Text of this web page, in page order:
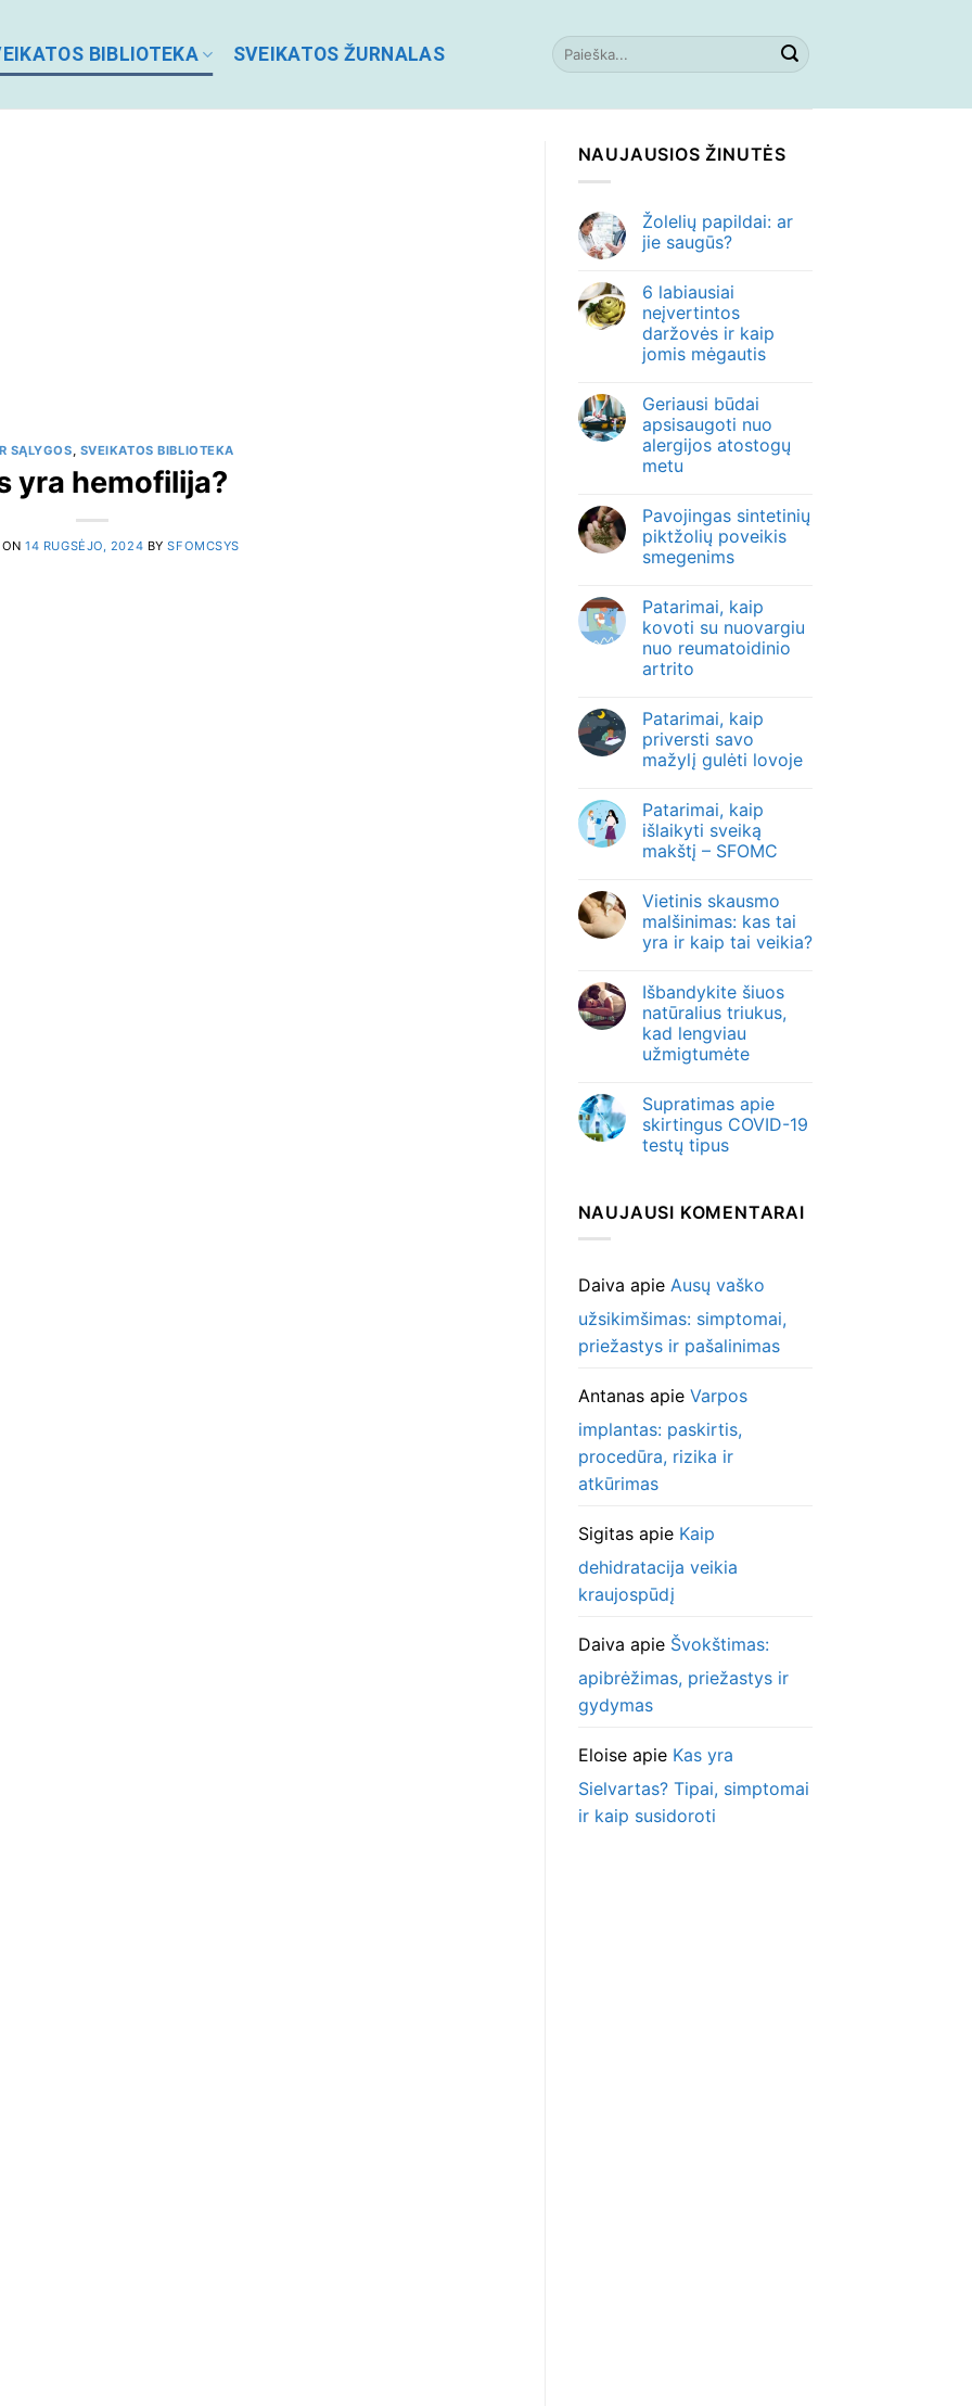
BIBLIOTEKA SVEIKATOS ŽURNALAS
SĄLYGOS, SVEIKATOS BIBLIOTEKA
yra hemofilija?
ON14 RUGSĖJO, 2024 BYSFOMCSYS
NAUJAUSIOS ŽINUTĖS
Žolelių papildai: ar
jie saugūs?
6 labiausiai
neįvertintos
daržovės ir kaip
jomis mėgautis
Geriausi būdai
apsisaugoti nuo
alergijos atostogų
metu
Pavojingas sintetinių
piktžolių poveikis
smegenims
Patarimai, kaip
kovoti su nuovargiu
nuo reumatoidinio
artrito
Patarimai, kaip
priversti savo
mažylį gulėti lovoje
Patarimai, kaip
išlaikyti sveiką
makštį – SFOMC
Vietinis skausmo
malšinimas: kas tai
yra ir kaip tai veikia?
Išbandykite šiuos
natūralius triukus,
kad lengviau
užmigtumėte
Supratimas apie
skirtingus COVID-19
testų tipus
NAUJAUSI KOMENTARAI
Daiva apie Ausų vaško
užsikimšimas: simptomai,
priežastys ir pašalinimas
Antanasapie Varpos
implantas: paskirtis,
procedūra, rizika ir
atkūrimas
Sigitasapie Kaip
dehidratacija veikia
kraujospūdį
Daiva apie Švokštimas:
apibrėžimas, priežastys ir
gydymas
Eloiseapie Kas yra
Sielvartas? Tipai, simptomai
ir kaip susidoroti